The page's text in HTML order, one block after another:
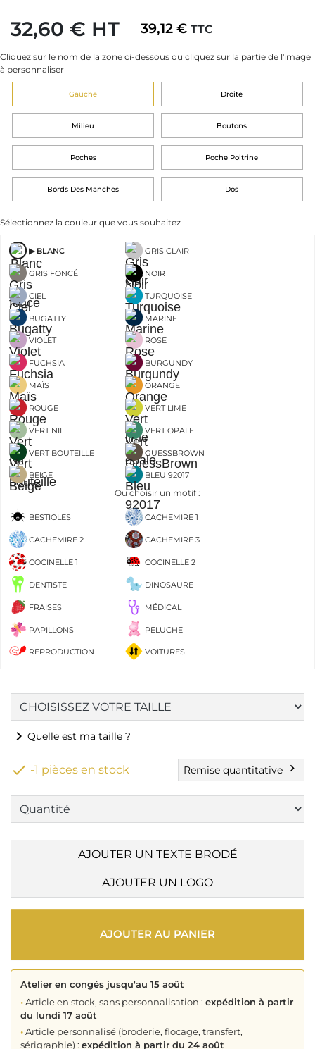
32,60 € HT 39,12 € TTC
Cliquez sur le nom de la zone ci-dessous ou cliquez sur la partie de l'image
à personnaliser
Gauche Droite
Milieu Boutons
Poches Poche Poitrine
Bords Des Manches Dos
Sélectionnez la couleur que vous souhaitez
BLANC GRIS CLAIR
GRIS FONCÉ NOIR
CIEL TURQUOISE
BUGATTY MARINE
VIOLET ROSE
FUCHSIA BURGUNDY
MAÏS ORANGE
ROUGE VERT LIME
VERT NIL VERT OPALE
VERT BOUTEILLE GUESSBROWN
BEIGE BLEU 92017
Ou choisir un motif :
BESTIOLES CACHEMIRE 1
CACHEMIRE 2 CACHEMIRE 3
COCINELLE 1 COCINELLE 2
DENTISTE DINOSAURE
FRAISES MÉDICAL
PAPILLONS PELUCHE
REPRODUCTION VOITURES
chevron_right Quelle est ma taille ?
 -1 pièces en stock Remise quantitative chevron_right
AJOUTER UN TEXTE BRODÉ
AJOUTER UN LOGO
AJOUTER AU PANIER
Atelier en congés jusqu'au 15 août
•Article en stock, sans personnalisation : expédition à partir
du lundi 17 août
•Article personnalisé (broderie, flocage, transfert,
sérigraphie) : expédition à partir du 24 août